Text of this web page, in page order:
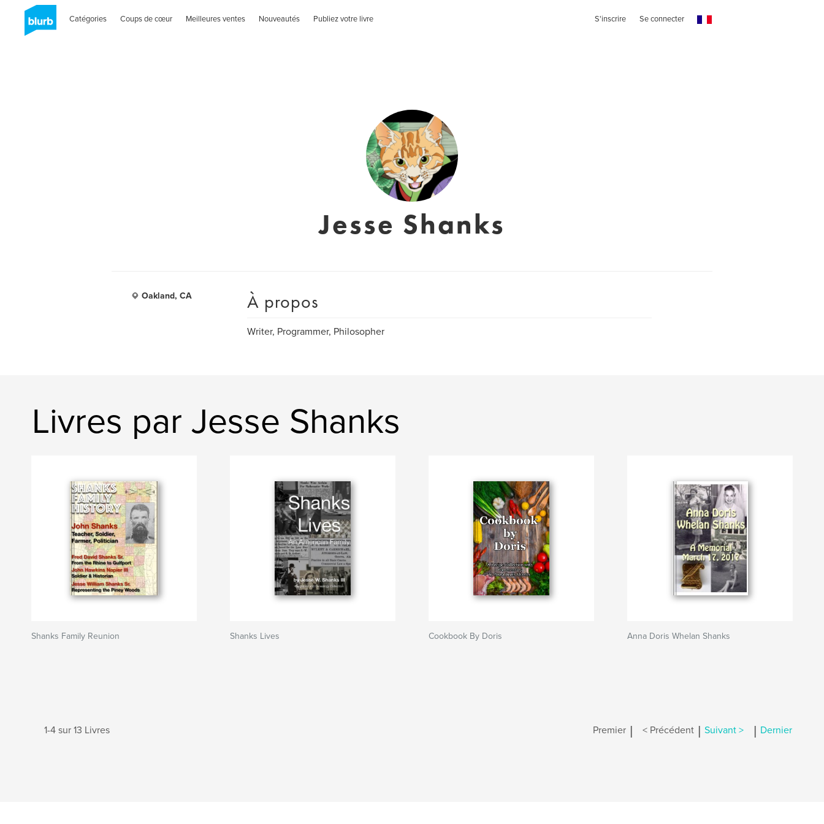
Catégories Coups de cœur Meilleures ventes Nouveautés Publiez votre livre S'inscrire Se connecter
Jesse Shanks
Oakland, CA À propos
Writer, Programmer, Philosopher
Livres par Jesse Shanks
Shanks Family Reunion Shanks Lives Cookbook By Doris Anna Doris Whelan Shanks
1-4 sur 13 Livres Premier | < Précédent | Suivant > | Dernier